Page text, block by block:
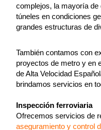
complejos, la mayoría de
túneles en condiciones
grandes estructuras de
También contamos con
proyectos de metro y en
de Alta Velocidad
brindamos servicios en
Inspección ferroviaria
Ofrecemos servicios de
aseguramiento y control